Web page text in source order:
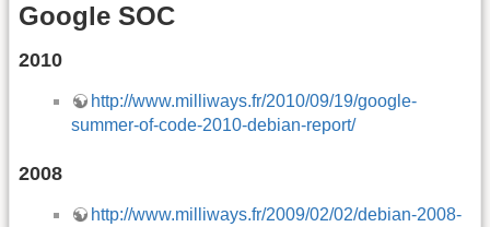
Google SOC
2010
http://www.milliways.fr/2010/09/19/google-
summer-of-code-2010-debian-report/
2008
http://www.milliways.fr/2009/02/02/debian-2008-